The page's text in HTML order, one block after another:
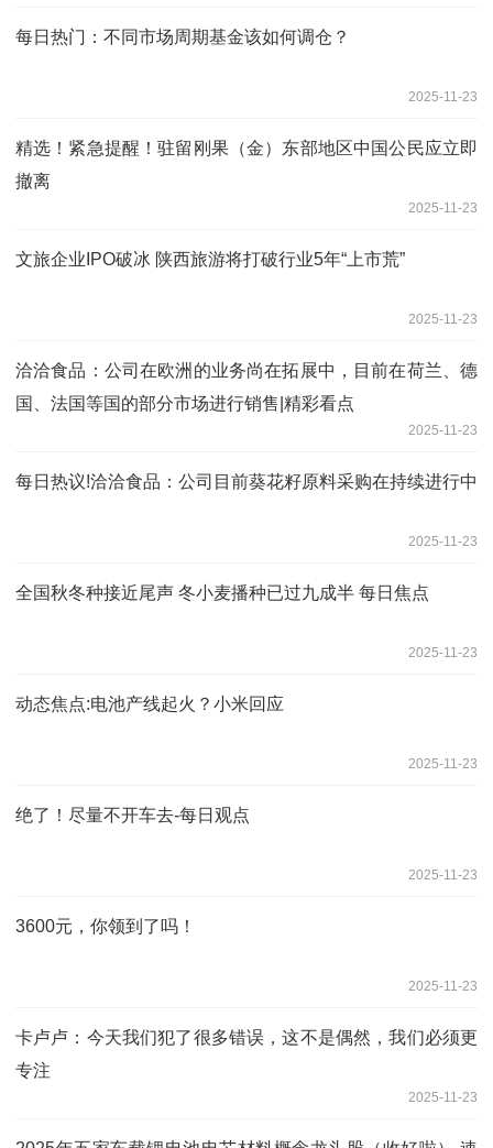
每日热门：不同市场周期基金该如何调仓？
2025-11-23
精选！紧急提醒！驻留刚果（金）东部地区中国公民应立即
撤离
2025-11-23
文旅企业IPO破冰 陕西旅游将打破行业5年“上市荒”
2025-11-23
洽洽食品：公司在欧洲的业务尚在拓展中，目前在荷兰、德
国、法国等国的部分市场进行销售|精彩看点
2025-11-23
每日热议!洽洽食品：公司目前葵花籽原料采购在持续进行中
2025-11-23
全国秋冬种接近尾声 冬小麦播种已过九成半 每日焦点
2025-11-23
动态焦点:电池产线起火？小米回应
2025-11-23
绝了！尽量不开车去-每日观点
2025-11-23
3600元，你领到了吗！
2025-11-23
卡卢卢：今天我们犯了很多错误，这不是偶然，我们必须更
专注
2025-11-23